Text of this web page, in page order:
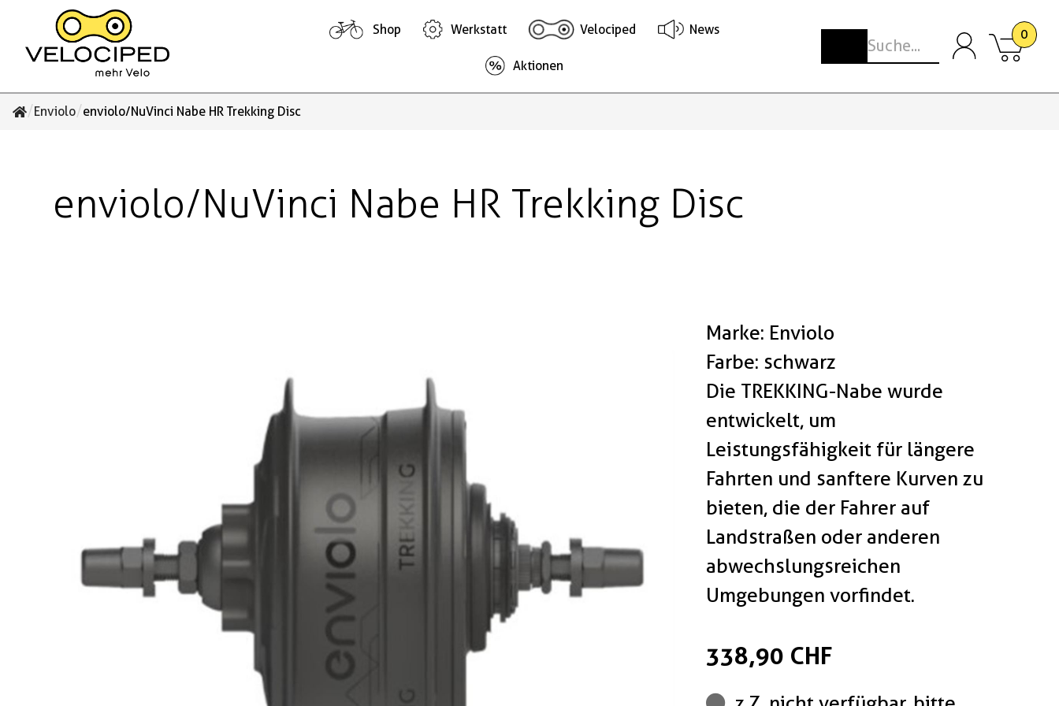
Shop Werkstatt Velociped News
Aktionen
0
/Enviolo/enviolo/NuVinci Nabe HR Trekking Disc
enviolo/NuVinci Nabe HR Trekking Disc
Marke: Enviolo
Farbe: schwarz
Die TREKKING-Nabe wurde
entwickelt, um
Leistungsfähigkeit für längere
Fahrten und sanftere Kurven zu
bieten, die der Fahrer auf
Landstraßen oder anderen
abwechslungsreichen
Umgebungen vorfindet.
338,90 CHF